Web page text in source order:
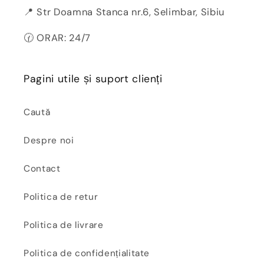
📍 Str Doamna Stanca nr.6, Selimbar, Sibiu
🕜 ORAR: 24/7
Pagini utile și suport clienți
Caută
Despre noi
Contact
Politica de retur
Politica de livrare
Politica de confidențialitate